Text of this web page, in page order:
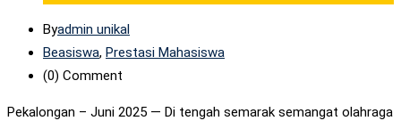
Byadmin unikal
Beasiswa, Prestasi Mahasiswa
(0) Comment
Pekalongan – Juni 2025 — Di tengah semarak semangat olahraga